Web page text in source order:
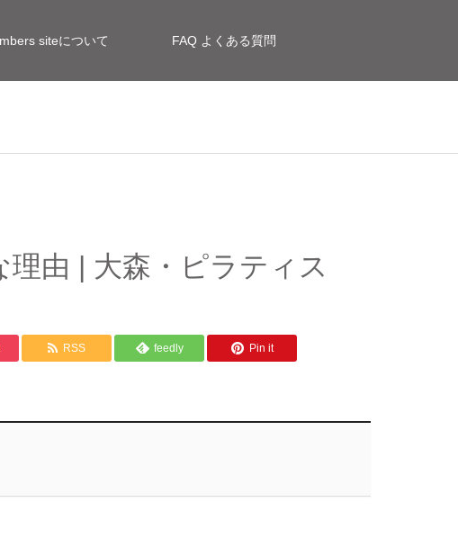
siteについて FAQ よくある質問
由 | 大森・ピラティス
RSS feedly Pin it